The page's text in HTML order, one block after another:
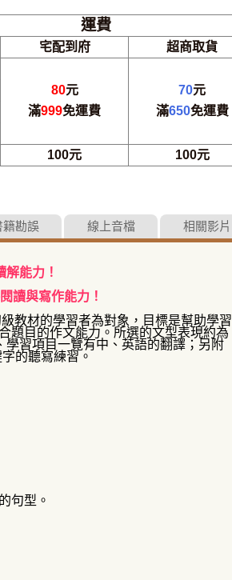
運費
宅配到府
超商取貨
80元
滿999免運費
70元
滿650免運費
100元 100元
籍勘誤 線上音檔 相關影片
能力！
讀與寫作能力！
教材的學習者為對象，目標是幫助學習
題目的作文能力。所選的文型表現約為
學習項目一覽有中、英語的翻譯；另附
的聽寫練習。
句型。